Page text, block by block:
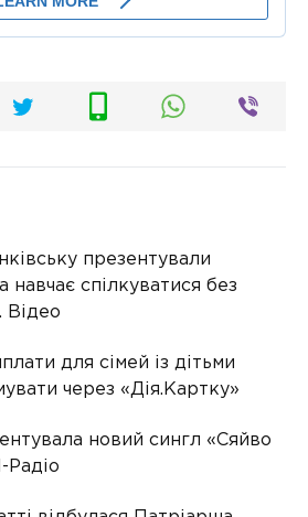
презентували
навчає спілкуватися без
Відео
для сімей із дітьми
через «Дія.Картку»
новий сингл «Сяйво
Радіо